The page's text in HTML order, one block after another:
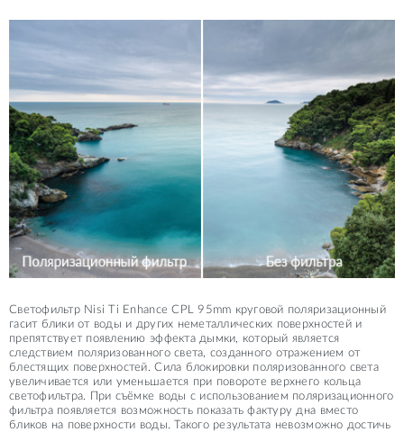
Светофильтр Nisi Ti Enhance CPL 95mm круговой поляризационный
гасит блики от воды и других неметаллических поверхностей и
препятствует появлению эффекта дымки, который является
следствием поляризованного света, созданного отражением от
блестящих поверхностей. Сила блокировки поляризованного света
увеличивается или уменьшается при повороте верхнего кольца
светофильтра. При съёмке воды с использованием поляризационного
фильтра появляется возможность показать фактуру дна вместо
бликов на поверхности воды. Такого результата невозможно достичь